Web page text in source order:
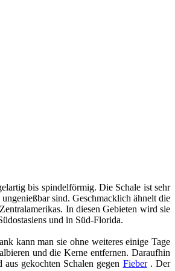
bis spindelförmig. Die Schale ist sehr
sind. Geschmacklich ähnelt die
In diesen Gebieten wird sie
und in Süd-Florida.
kann man sie ohne weiteres einige Tage
und die Kerne entfernen. Daraufhin
gekochten Schalen gegen Fieber. Der